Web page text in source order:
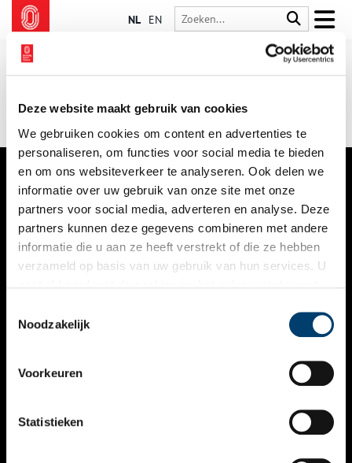
Deze website maakt gebruik van cookies
We gebruiken cookies om content en advertenties te
personaliseren, om functies voor social media te bieden
en om ons websiteverkeer te analyseren. Ook delen we
informatie over uw gebruik van onze site met onze
partners voor social media, adverteren en analyse. Deze
partners kunnen deze gegevens combineren met andere
informatie die u aan ze heeft verstrekt of die ze hebben
verzameld op basis van uw gebruik van hun services. U
Noodzakelijk
Voorkeuren
Statistieken
NL EN
VERHALEN
NIEUWS
KALENDER
ACTIVITEITEN